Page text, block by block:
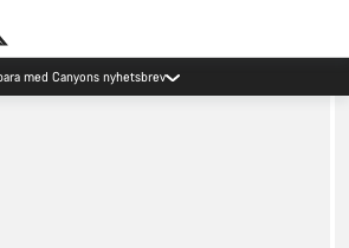
med Canyons nyhetsbrev